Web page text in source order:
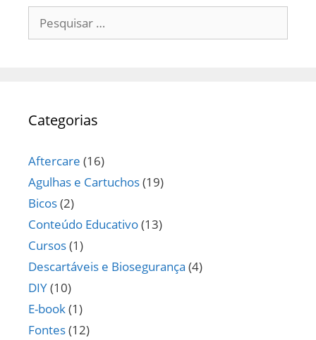
Pesquisar
por:
Categorias
Aftercare (16)
Agulhas e Cartuchos(19)
Bicos(2)
Conteúdo Educativo(13)
Cursos(1)
Descartáveis e Biosegurança (4)
DIY(10)
E-book(1)
Fontes(12)